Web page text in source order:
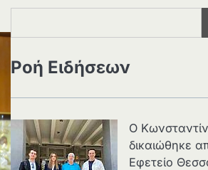
Ροή Ειδήσεων
Ο
δικαιώθηκε
Εφετείο